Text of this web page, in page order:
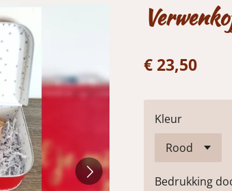
€ 23,50
Kleur
Bedrukking